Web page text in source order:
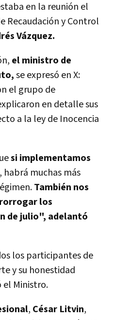
en la reunión el
Recaudación y Control
Vázquez.
el ministro de
se expresó en X:
el grupo de
en detalle sus
a la ley de Inocencia
si implementamos
, habrá muchas más
También nos
los
de julio", adelantó
los participantes de
y su honestidad
Ministro.
, César Litvin,